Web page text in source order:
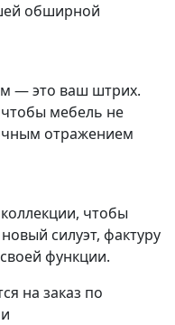
обширной
— это ваш штрих.
мебель не
отражением
чтобы
силуэт, фактуру
функции.
на заказ по